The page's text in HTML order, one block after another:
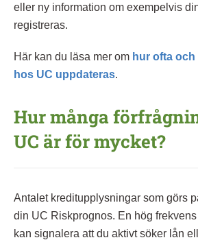
eller ny information om exempelvis
registreras.
Här kan du läsa mer om hur ofta
hos UC uppdateras.
Hur många
UC är för mycket?
Antalet kreditupplysningar som görs
din UC Riskprognos. En hög
kan signalera att du aktivt söker lån